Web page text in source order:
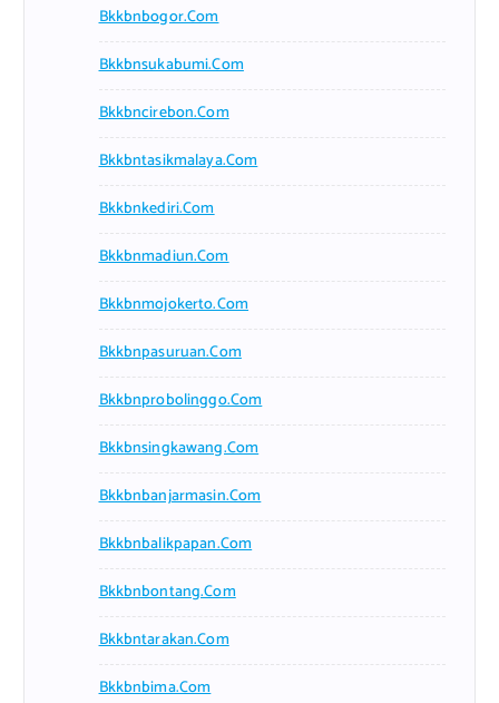
Bkkbnbogor.com
Bkkbnsukabumi.com
Bkkbncirebon.com
Bkkbntasikmalaya.com
Bkkbnkediri.com
Bkkbnmadiun.com
Bkkbnmojokerto.com
Bkkbnpasuruan.com
Bkkbnprobolinggo.com
Bkkbnsingkawang.com
Bkkbnbanjarmasin.com
Bkkbnbalikpapan.com
Bkkbnbontang.com
Bkkbntarakan.com
Bkkbnbima.com